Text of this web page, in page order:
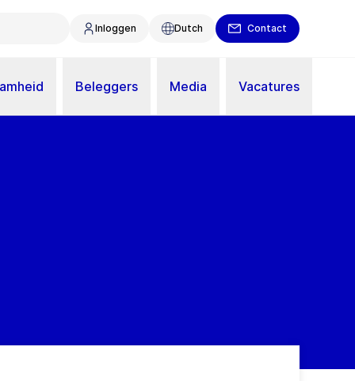
Inloggen Dutch Contact
Beleggers Media Vacatures